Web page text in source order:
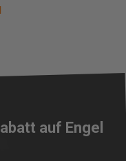
auf Engel